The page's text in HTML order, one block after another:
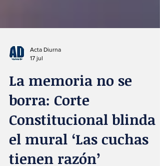
La memoria no se
borra: Corte
Constitucional blinda
el mural ‘Las cuchas